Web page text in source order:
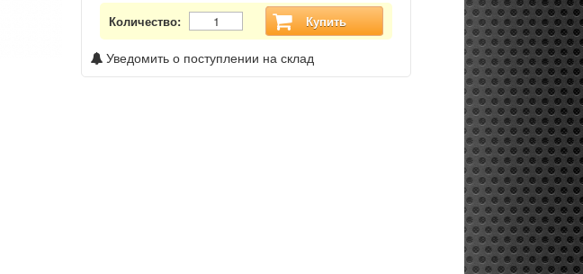
Количество: Купить
Уведомить о поступлении на склад